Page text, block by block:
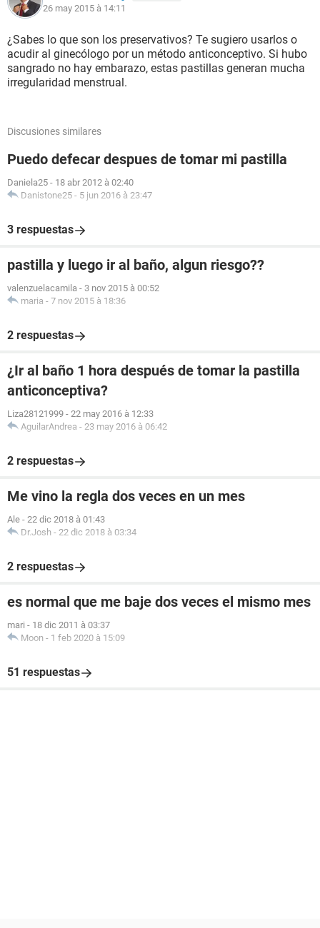
26 may 2015 à 14:11
¿Sabes lo que son los preservativos? Te sugiero usarlos o
acudir al ginecólogo por un método anticonceptivo. Si hubo
sangrado no hay embarazo, estas pastillas generan mucha
irregularidad menstrual.
Discusiones similares
Puedo defecar despues de tomar mi pastilla
Daniela25 - 18 abr 2012 à 02:40
Danistone25 - 5 jun 2016 à 23:47
3 respuestas
pastilla y luego ir al baño, algun riesgo??
valenzuelacamila - 3 nov 2015 à 00:52
maria - 7 nov 2015 à 18:36
2 respuestas
¿Ir al baño 1 hora después de tomar la pastilla
anticonceptiva?
Liza28121999 - 22 may 2016 à 12:33
AguilarAndrea - 23 may 2016 à 06:42
2 respuestas
Me vino la regla dos veces en un mes
Ale - 22 dic 2018 à 01:43
Dr.Josh - 22 dic 2018 à 03:34
2 respuestas
es normal que me baje dos veces el mismo mes
mari - 18 dic 2011 à 03:37
Moon - 1 feb 2020 à 15:09
51 respuestas